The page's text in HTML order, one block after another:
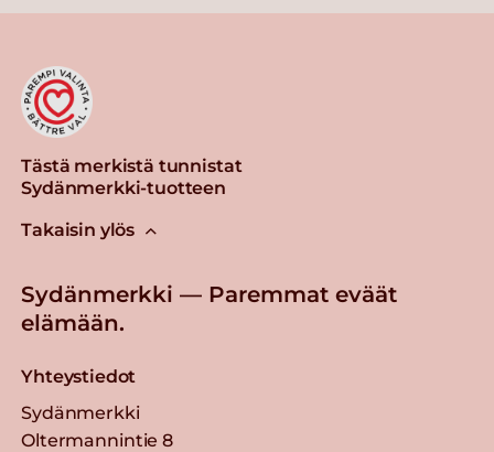
Tästä merkistä tunnistat
Sydänmerkki-tuotteen
Takaisin ylös
Sydänmerkki — Paremmat eväät
elämään.
Yhteystiedot
Sydänmerkki
Oltermannintie 8